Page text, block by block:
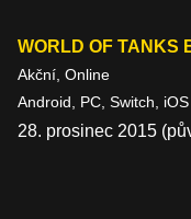
WORLD OF TANKS
Akční, Online
Android, PC, Switch, iOS
28. prosinec 2015